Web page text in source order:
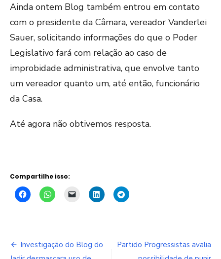
Ainda ontem Blog também entrou em contato
com o presidente da Câmara, vereador Vanderlei
Sauer, solicitando informações do que o Poder
Legislativo fará com relação ao caso de
improbidade administrativa, que envolve tanto
um vereador quanto um, até então, funcionário
da Casa.
Até agora não obtivemos resposta.
Compartilhe isso:
Navegação
Investigação do Blog do
Partido Progressistas avalia